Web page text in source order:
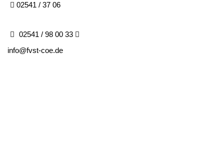
02541 / 37 06
02541 / 98 00 33
info@fvst-coe.de